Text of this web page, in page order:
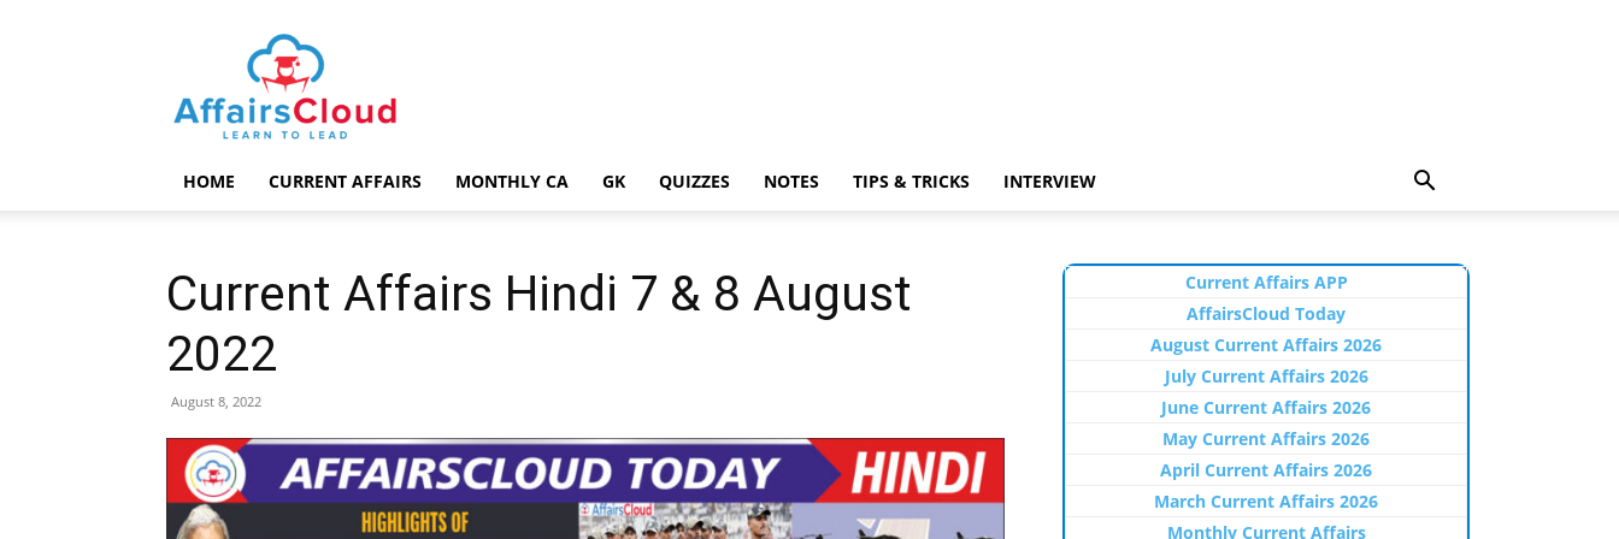
AffairsCloud.com
HOME CURRENT AFFAIRS MONTHLY CA GK QUIZZES NOTES TIPS & TRICKS INTERVIEW
Current Affairs Hindi 7 & 8 August
2022
August 8, 2022
Current Affairs APP
AffairsCloud Today
August Current Affairs 2026
July Current Affairs 2026
June Current Affairs 2026
May Current Affairs 2026
April Current Affairs 2026
March Current Affairs 2026
Monthly Current Affairs